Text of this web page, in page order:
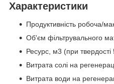
Характеристики
Продуктивність робоча/
Об'єм фільтрувального
Ресурс, м3 (при
Витрата солі на
Витрата води на